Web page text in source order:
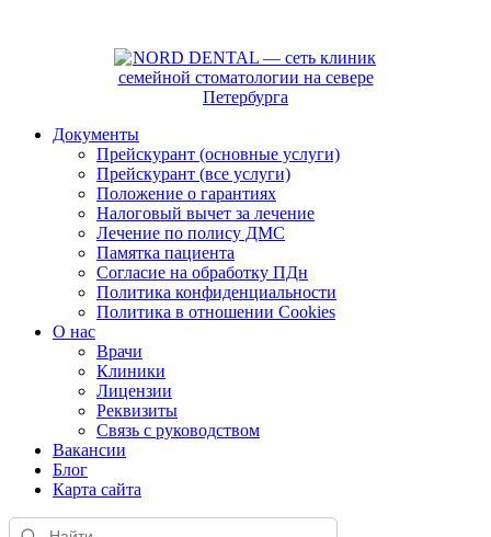
Документы
Прейскурант (основные услуги)
Прейскурант (все услуги)
Положение о гарантиях
Налоговый вычет за лечение
Лечение по полису ДМС
Памятка пациента
Согласие на обработку ПДн
Политика конфиденциальности
Политика в отношении Cookies
О нас
Врачи
Клиники
Лицензии
Реквизиты
Связь с руководством
Вакансии
Блог
Карта сайта